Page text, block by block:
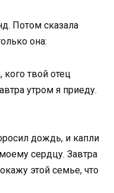
Потом сказала
она:
твой отец
утром я приеду.
дождь, и капли
сердцу. Завтра
этой семье, что